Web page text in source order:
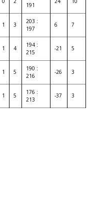
191
1 3
203 :
197
6 7
1 4
194 :
215
-21 5
1 5
190 :
216
-26 3
1 5
176 :
213
-37 3